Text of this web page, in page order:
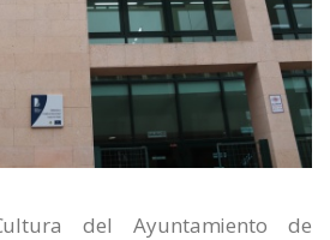
del Ayuntamiento de